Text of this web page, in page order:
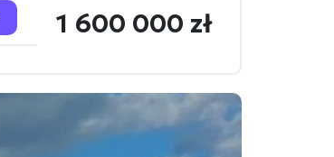
1 600 000 zł